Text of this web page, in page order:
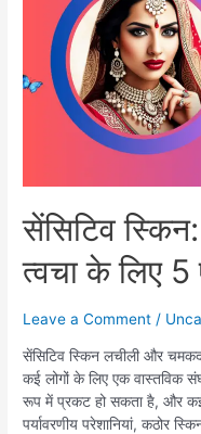
सेंसिटिव
त्वचा के लिए 5
Leave a Comment /
सेंसिटिव स्किन लचीली और
कई लोगों के लिए एक वास्तविक
रूप में प्रकट हो सकता है, और
पर्यावरणीय परेशानियां, कठोर